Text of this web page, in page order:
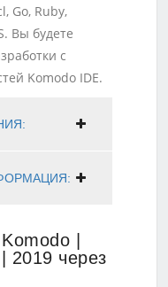
Go, Ruby,
Вы будете
с
Komodo IDE.
|
2019 через